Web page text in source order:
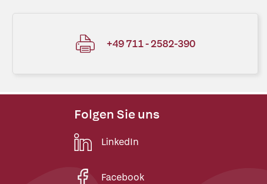
+49 711 - 2582-390
Folgen Sie uns
LinkedIn
Facebook